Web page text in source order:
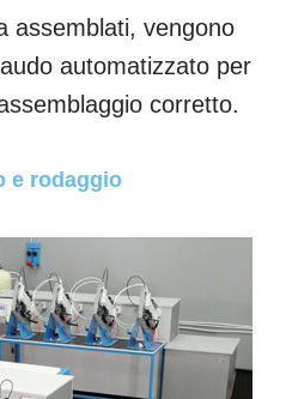
assemblati, vengono
automatizzato per
corretto.
e rodaggio